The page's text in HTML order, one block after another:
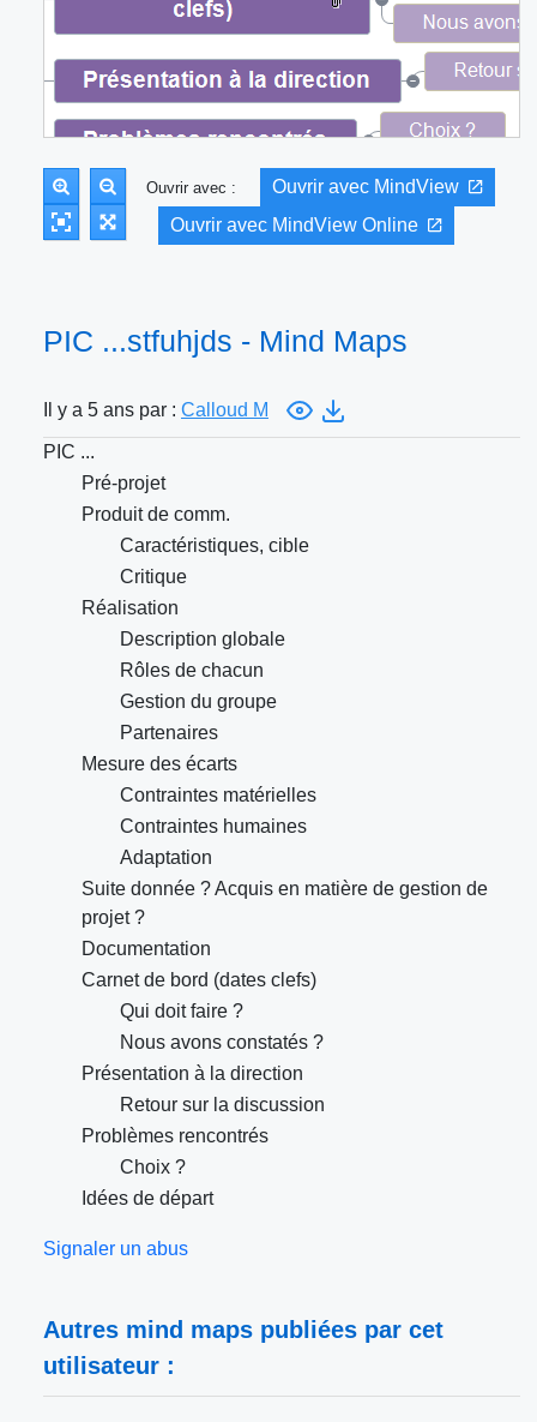
Ouvrir avec :
Ouvrir avec MindView
Ouvrir avec MindView Online
PIC ...stfuhjds - Mind Maps
Il y a 5 ans par : Calloud M
PIC ...
Pré-projet
Produit de comm.
Caractéristiques, cible
Critique
Réalisation
Description globale
Rôles de chacun
Gestion du groupe
Partenaires
Mesure des écarts
Contraintes matérielles
Contraintes humaines
Adaptation
Suite donnée ? Acquis en matière de gestion de
projet ?
Documentation
Carnet de bord (dates clefs)
Qui doit faire ?
Nous avons constatés ?
Présentation à la direction
Retour sur la discussion
Problèmes rencontrés
Choix ?
Idées de départ
Signaler un abus
Autres mind maps publiées par cet
utilisateur :